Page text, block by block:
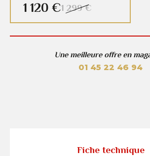
1 120 €1 299 €
Une meilleure offre en
01 45 22 46 94
Fiche technique